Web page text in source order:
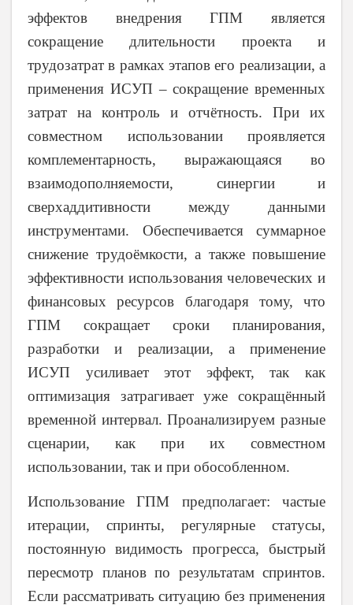
эффектов внедрения ГПМ является
сокращение длительности проекта и
трудозатрат в рамках этапов его реализации, а
применения ИСУП–сокращение временных
затрат на контроль и отчётность. При их
совместном использовании проявляется
комплементарность, выражающаяся во
взаимодополняемости, синергии и
сверхаддитивности между данными
инструментами. Обеспечивается суммарное
снижение трудоёмкости, а также повышение
эффективности использования человеческих и
финансовых ресурсов благодаря тому, что
ГПМ сокращает сроки планирования,
разработки и реализации, а применение
ИСУП усиливает этот эффект, так как
оптимизация затрагивает уже сокращённый
временной интервал. Проанализируем разные
сценарии, как при их совместном
использовании, так и при обособленном.
Использование ГПМ предполагает: частые
итерации, спринты, регулярные статусы,
постоянную видимость прогресса, быстрый
пересмотр планов по результатам спринтов.
Если рассматривать ситуацию без применения